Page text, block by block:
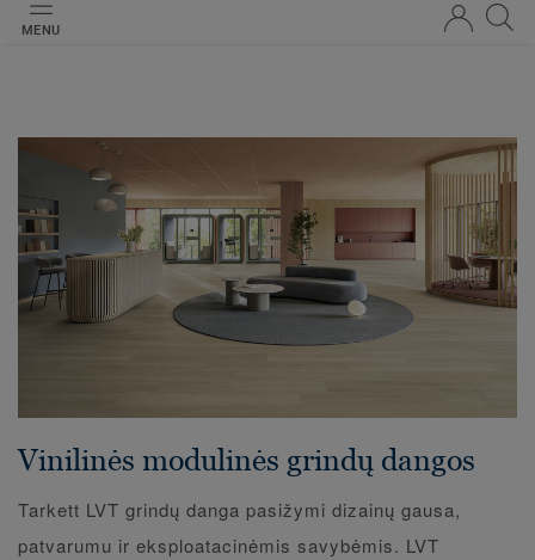
MENU
Vinilinės modulinės grindų dangos
Tarkett LVT grindų danga pasižymi dizainų gausa,
patvarumu ir eksploatacinėmis savybėmis. LVT